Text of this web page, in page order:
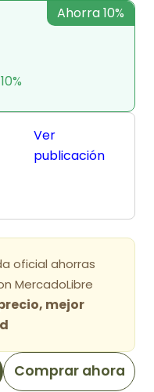
Ahorra 10%
Ver
publicación
oficial ahorras
MercadoLibre
mejor
Comprar ahora